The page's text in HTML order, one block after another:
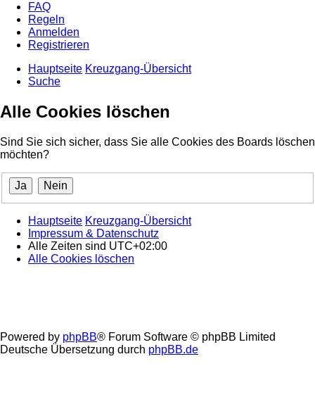
FAQ
Regeln
Anmelden
Registrieren
Hauptseite Kreuzgang-Übersicht
Suche
Alle Cookies löschen
Sind Sie sich sicher, dass Sie alle Cookies des Boards löschen
möchten?
Hauptseite Kreuzgang-Übersicht
Impressum & Datenschutz
Alle Zeiten sind UTC+02:00
Alle Cookies löschen
Powered by phpBB® Forum Software © phpBB Limited
Deutsche Übersetzung durch phpBB.de